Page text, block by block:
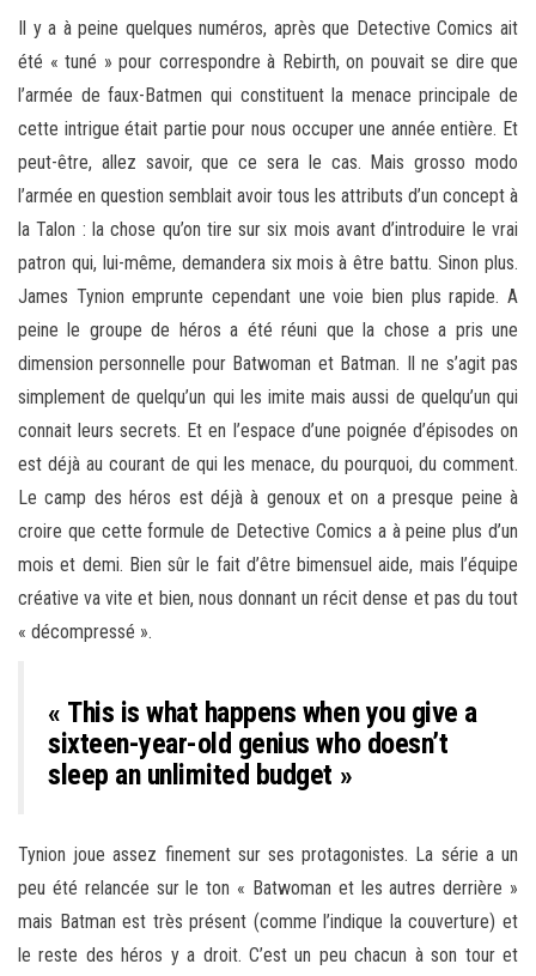
Il y a à peine quelques numéros, après que Detective Comics ait
été « tuné » pour correspondre à Rebirth, on pouvait se dire que
l’armée de faux-Batmen qui constituent la menace principale de
cette intrigue était partie pour nous occuper une année entière. Et
peut-être, allez savoir, que ce sera le cas. Mais grosso modo
l’armée en question semblait avoir tous les attributs d’un concept à
la Talon : la chose qu’on tire sur six mois avant d’introduire le vrai
patron qui, lui-même, demandera six mois à être battu. Sinon plus.
James Tynion emprunte cependant une voie bien plus rapide. A
peine le groupe de héros a été réuni que la chose a pris une
dimension personnelle pour Batwoman et Batman. Il ne s’agit pas
simplement de quelqu’un qui les imite mais aussi de quelqu’un qui
connait leurs secrets. Et en l’espace d’une poignée d’épisodes on
est déjà au courant de qui les menace, du pourquoi, du comment.
Le camp des héros est déjà à genoux et on a presque peine à
croire que cette formule de Detective Comics a à peine plus d’un
mois et demi. Bien sûr le fait d’être bimensuel aide, mais l’équipe
créative va vite et bien, nous donnant un récit dense et pas du tout
« décompressé ».
« This is what happens when you give a
sixteen-year-old genius who doesn’t
sleep an unlimited budget »
Tynion joue assez finement sur ses protagonistes. La série a un
peu été relancée sur le ton « Batwoman et les autres derrière »
mais Batman est très présent (comme l’indique la couverture) et
le reste des héros y a droit. C’est un peu chacun à son tour et